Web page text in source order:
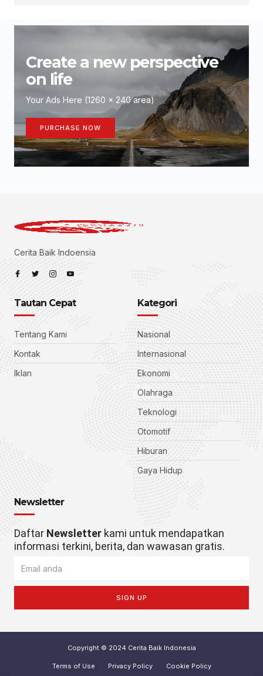
Create a new perspective
on life
Your Ads Here (1260 x 240 area)
PURCHASE NOW
Cerita Baik Indoensia
Tautan Cepat
Tentang Kami
Kontak
Iklan
Kategori
Nasional
Internasional
Ekonomi
Olahraga
Teknologi
Otomotif
Hiburan
Gaya Hidup
Newsletter
Daftar Newsletter kami untuk mendapatkan
informasi terkini, berita, dan wawasan gratis.
SIGN UP
Copyright © 2024 Cerita Baik Indonesia
Terms of Use Privacy Policy Cookie Policy